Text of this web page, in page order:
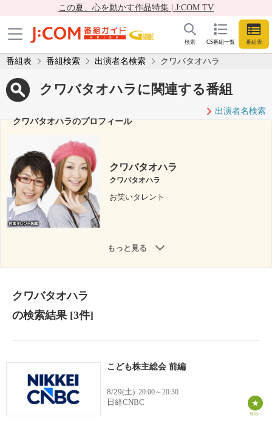
この夏、心を動かす作品特集 | J:COM TV
CS番組一覧 番組表
検索
番組表 番組検索 出演者名検索 クワバタオハラ
クワバタオハラに関連する番組
出演者名検索
クワバタオハラのプロフィール
クワバタオハラ
クワバタオハラ
お笑いタレント
もっと見る
クワバタオハラ
の検索結果[3件]
こども株主総会 前編
8/29(土) 20:00～20:30
日経CNBC